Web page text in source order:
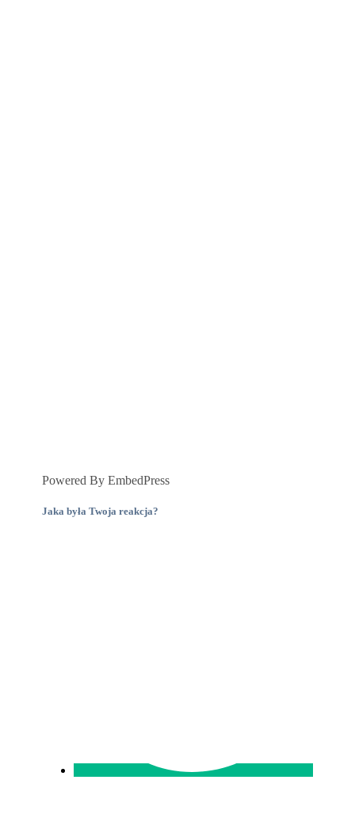
Powered By EmbedPress
Jaka była Twoja reakcja?